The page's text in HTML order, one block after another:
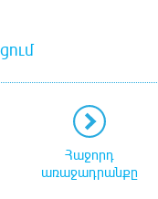
Հաջորդ
առաջադրանքը